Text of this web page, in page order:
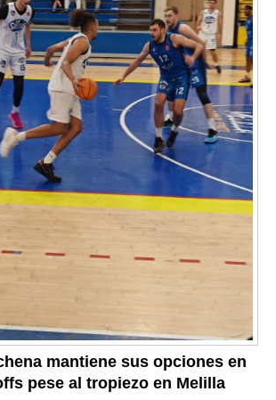
mantiene sus opciones en
pese al tropiezo en Melilla